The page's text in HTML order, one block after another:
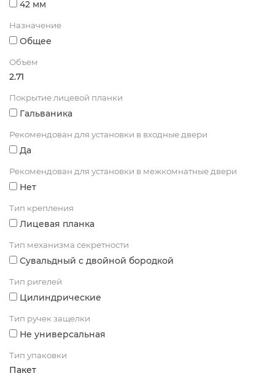
42 мм
Назначение
Общее
Объем
2.71
Покрытие лицевой планки
Гальваника
Рекомендован для установки в входные двери
Да
Рекомендован для установки в межкомнатные двери
Нет
Тип крепления
Лицевая планка
Тип механизма секретности
Сувальдный с двойной бородкой
Тип ригелей
Цилиндрические
Тип ручек защелки
Не универсальная
Тип упаковки
Пакет